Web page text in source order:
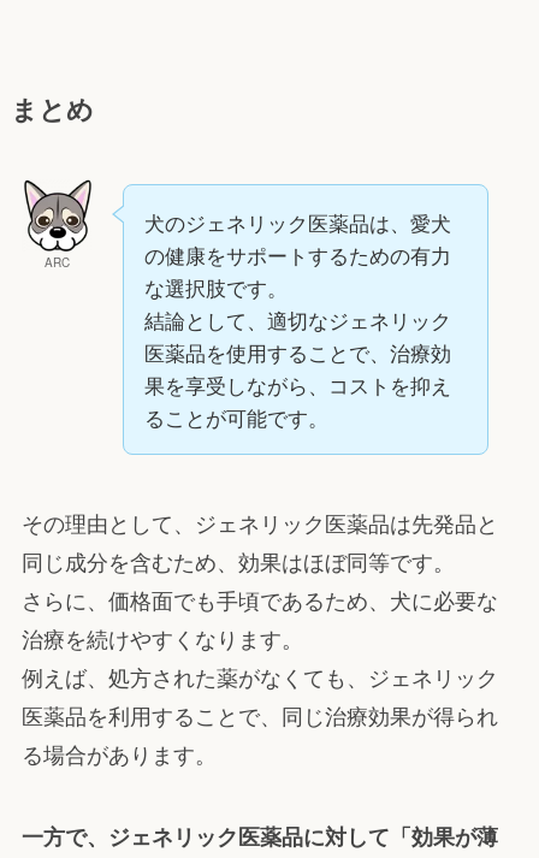
まとめ
ARC
犬のジェネリック医薬品は、愛犬
の健康をサポートするための有力
な選択肢です。
結論として、適切なジェネリック
医薬品を使用することで、治療効
果を享受しながら、コストを抑え
ることが可能です。
その理由として、ジェネリック医薬品は先発品と
同じ成分を含むため、効果はほぼ同等です。
さらに、価格面でも手頃であるため、犬に必要な
治療を続けやすくなります。
例えば、処方された薬がなくても、ジェネリック
医薬品を利用することで、同じ治療効果が得られ
る場合があります。
一方で、ジェネリック医薬品に対して「効果が薄